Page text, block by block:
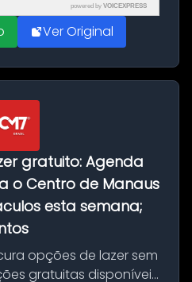
powered by VOICEXPRESS
Ver Original
gratuito: Agenda
o Centro de Manaus
esta semana;
opções de lazer sem
gratuitas disponíveis